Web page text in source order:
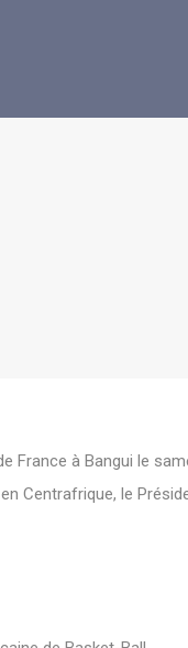
France à Bangui le
Centrafrique, le